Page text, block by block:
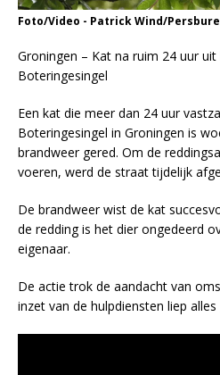
Foto/Video - Patrick Wind/
Groningen – Kat na ruim 24 uur
Boteringesingel
Een kat die meer dan 24 uur
Boteringesingel in Groningen is
brandweer gered. Om de
voeren, werd de straat tijdelijk
De brandweer wist de kat
de redding is het dier ongedeerd
eigenaar.
De actie trok de aandacht van
inzet van de hulpdiensten liep